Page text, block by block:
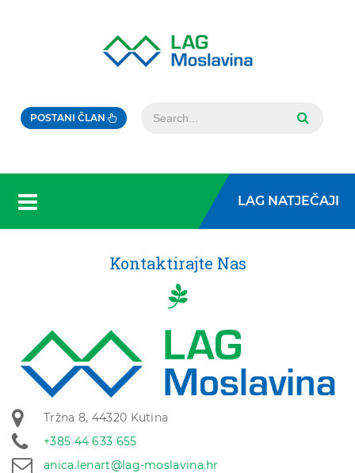
POSTANI ČLAN
LAG NATJEČAJI
Kontaktirajte Nas
Tržna 8, 44320 Kutina
+385 44 633 655
anica.lenart@lag-moslavina.hr